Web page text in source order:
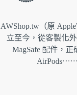
AWShop.tw（原
立至今，從客製化
MagSafe 配件，正
AirPods⋯⋯